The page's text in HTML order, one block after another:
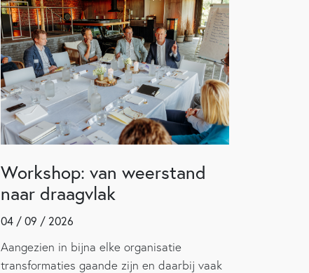
Workshop: van weerstand
naar draagvlak
04 / 09 / 2026
Aangezien in bijna elke organisatie
transformaties gaande zijn en daarbij vaak